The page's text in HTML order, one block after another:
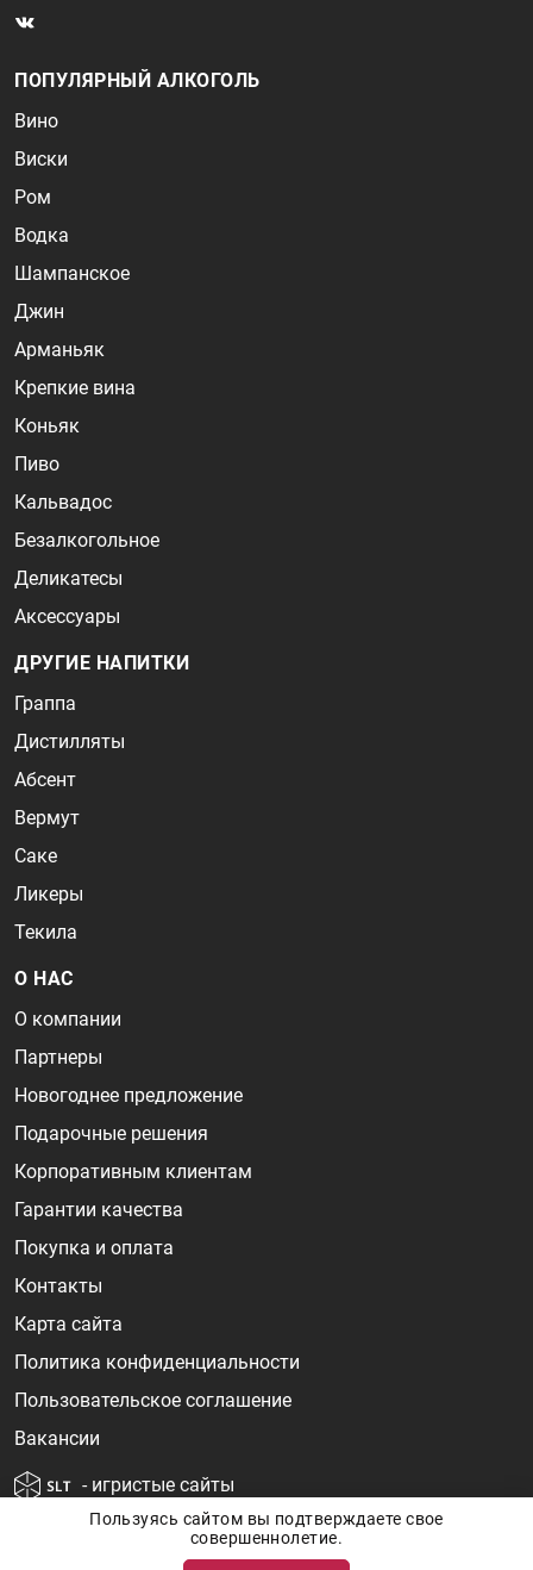
ПОПУЛЯРНЫЙ АЛКОГОЛЬ
Вино
Виски
Ром
Водка
Шампанское
Джин
Арманьяк
Крепкие вина
Коньяк
Пиво
Кальвадос
Безалкогольное
Деликатесы
Аксессуары
ДРУГИЕ НАПИТКИ
Граппа
Дистилляты
Абсент
Вермут
Саке
Ликеры
Текила
О НАС
О компании
Партнеры
Новогоднее предложение
Подарочные решения
Корпоративным клиентам
Гарантии качества
Покупка и оплата
Контакты
Карта сайта
Политика конфиденциальности
Пользовательское соглашение
Вакансии
- игристые сайты
Пользуясь сайтом вы подтверждаете свое
совершеннолетие.